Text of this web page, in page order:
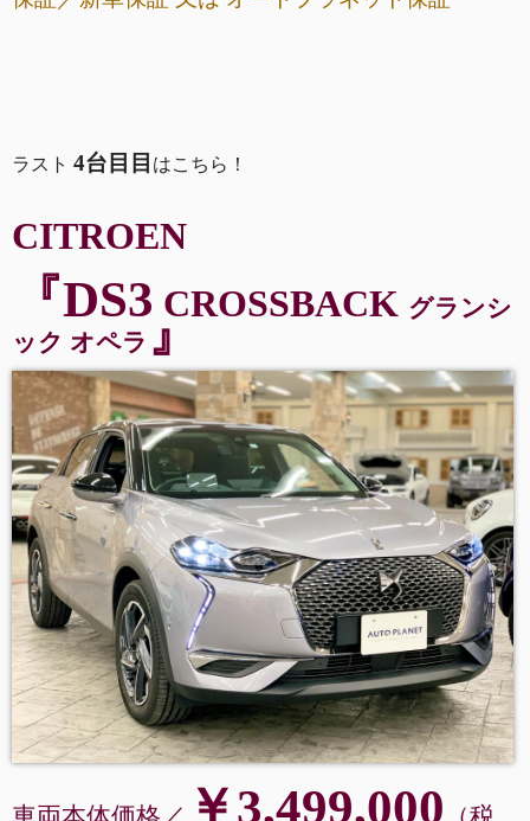
ラスト 4台目目 はこちら！
CITROEN
『DS3 CROSSBACK グランシ
ック オペラ 』
￥3,499,000